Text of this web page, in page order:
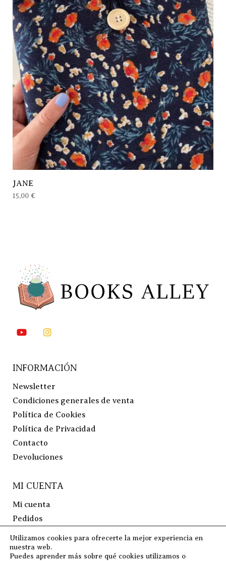
JANE
15,00 €
INFORMACIÓN
Newsletter
Condiciones generales de venta
Política de Cookies
Política de Privacidad
Contacto
Devoluciones
MI CUENTA
Mi cuenta
Pedidos
Lista de Deseos
Preguntas Frecuentes
Utilizamos cookies para ofrecerte la mejor experiencia en
nuestra web.
Puedes aprender más sobre qué cookies utilizamos o